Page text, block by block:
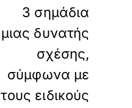
3 σημάδια
μιας δυνατής
σχέσης,
σύμφωνα με
τους ειδικούς